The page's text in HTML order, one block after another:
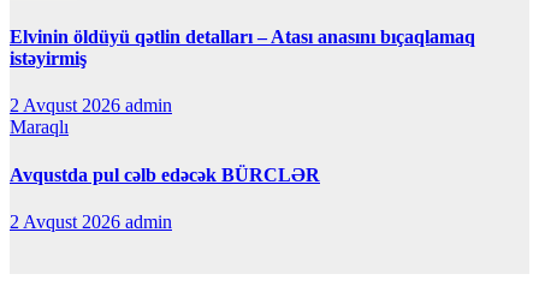
Elvinin öldüyü qətlin detalları – Atası anasını bıçaqlamaq
istəyirmiş
2 Avqust 2026 admin
Maraqlı
Avqustda pul cəlb edəcək BÜRCLƏR
2 Avqust 2026 admin